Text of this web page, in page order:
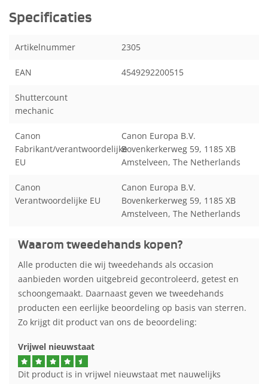
Specificaties
Artikelnummer 2305
EAN 4549292200515
Shuttercount
mechanic
Canon
Fabrikant/verantwoordelijke
EU
Canon Europa B.V.
Bovenkerkerweg 59, 1185 XB
Amstelveen, The Netherlands
Canon
Verantwoordelijke EU
Canon Europa B.V.
Bovenkerkerweg 59, 1185 XB
Amstelveen, The Netherlands
Waarom tweedehands kopen?
Alle producten die wij tweedehands als occasion
aanbieden worden uitgebreid gecontroleerd, getest en
schoongemaakt. Daarnaast geven we tweedehands
producten een eerlijke beoordeling op basis van sterren.
Zo krijgt dit product van ons de beoordeling:
Vrijwel nieuwstaat
Dit product is in vrijwel nieuwstaat met nauwelijks